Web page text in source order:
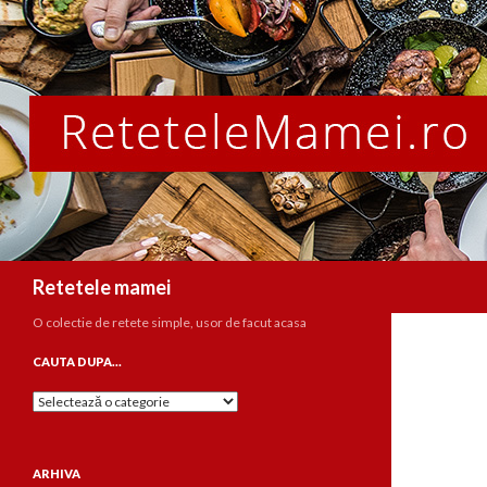
Retetele mamei
O colectie de retete simple, usor de facut acasa
CAUTA DUPA…
Cauta
ARHIVA